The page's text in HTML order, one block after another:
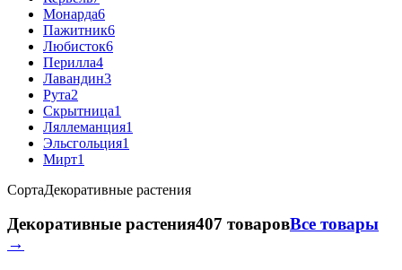
Монарда6
Пажитник6
Любисток6
Перилла4
Лавандин3
Рута2
Скрытница1
Ляллеманция1
Эльсгольция1
Мирт1
СортаДекоративные растения
Декоративные растения407 товаровВсе товары
→